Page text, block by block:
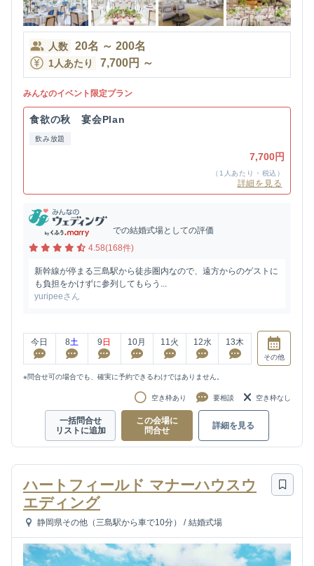
人数 20名 ～ 200名
1人あたり 7,700円 ～
みんなのイベント限定プラン
食欲の秋 宴会Plan
飲み放題
7,700円
（1人あたり・税込）
詳細を見る
での結婚式場としての評価
4.58(168件)
新幹線が停まる三島駅から徒歩圏内なので、遠方からのゲストに
も負担をかけずに参列してもらう...
yuripeeさん
今日 8土 9 日 10月 11 火 12水 13木
その他
※問合せ可の場合でも、確実に予約できるわけではありません。
空き枠あり 要相談 空き枠なし
一括問合せ
リストに追加
この会場に
問合せ
詳細を見る
ハートフィールド マナーハウスウ
エディング
静岡県その他（三島駅から車で10分） / 結婚式場